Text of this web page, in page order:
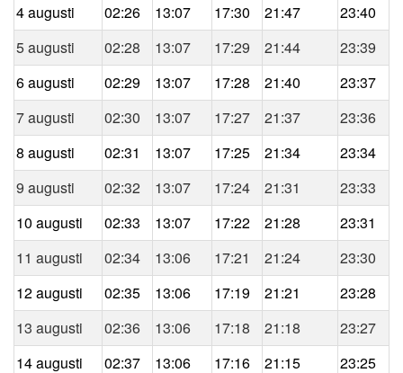
4 augusti
02:26 13:07 17:30 21:47
23:40
5 augusti
02:28 13:07 17:29 21:44
23:39
6 augusti
02:29 13:07 17:28 21:40
23:37
7 augusti
02:30 13:07 17:27 21:37
23:36
8 augusti
02:31 13:07 17:25 21:34
23:34
9 augusti
02:32 13:07 17:24 21:31
23:33
10 augusti
02:33 13:07 17:22 21:28
23:31
11 augusti
02:34 13:06 17:21 21:24
23:30
12 augusti
02:35 13:06 17:19 21:21
23:28
13 augusti
02:36 13:06 17:18 21:18
23:27
14 augusti
02:37 13:06 17:16 21:15 23:25